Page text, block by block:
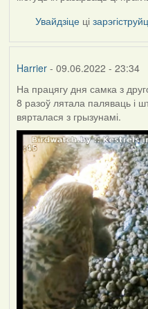
Увайдзіце ці
Harrier- 09.06.2022 - 23:34
На працягу дня самка з
8 разоў лятала паляваць і
вярталася з грызунамі.